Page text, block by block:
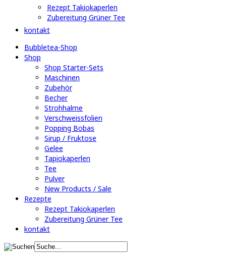
Rezept Takiokaperlen
Zubereitung Grüner Tee
kontakt
Bubbletea-Shop
Shop
Shop Starter-Sets
Maschinen
Zubehör
Becher
Strohhalme
Verschweissfolien
Popping Bobas
Sirup / Fruktose
Gelee
Tapiokaperlen
Tee
Pulver
New Products / Sale
Rezepte
Rezept Takiokaperlen
Zubereitung Grüner Tee
kontakt